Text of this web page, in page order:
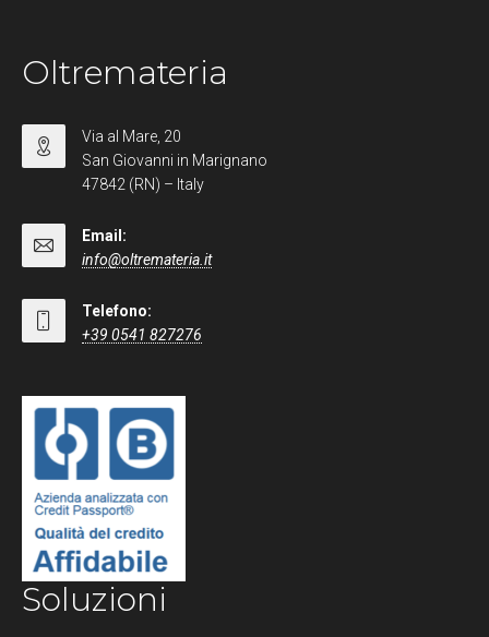
Oltremateria
Via al Mare, 20
San Giovanni in Marignano
47842 (RN) – Italy
Email:
info@oltremateria.it
Telefono:
+39 0541 827276
Soluzioni